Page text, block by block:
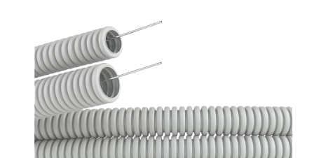
МЕГА-К
SCHNEIDER ELECTRIC
МЕАНДР
РОСМА
НАСОСНОЕ ОБОРУДОВАНИЕ